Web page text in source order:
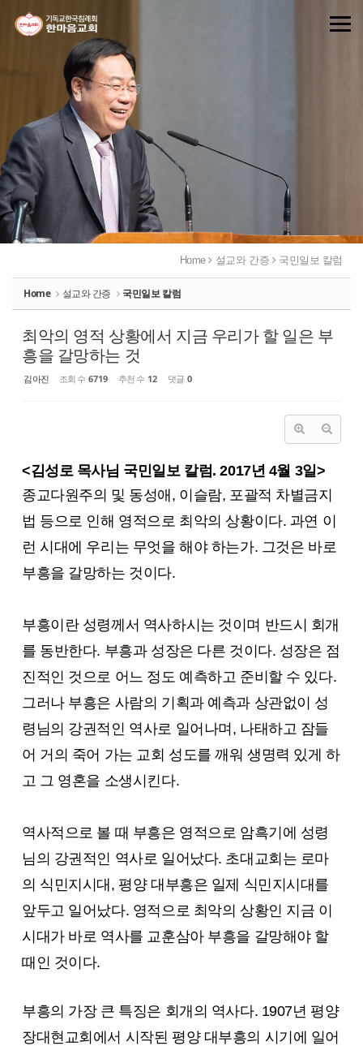
Home 설교와 간증 국민일보 칼럼
Home 설교와 간증 국민일보 칼럼
최악의 영적 상황에서 지금 우리가 할 일은 부
흥을 갈망하는 것
김아진 조회 수 6719 추천 수 12 댓글 0
<김성로 목사님 국민일보 칼럼. 2017년 4월 3일>
종교다원주의 및 동성애, 이슬람, 포괄적 차별금지
법 등으로 인해 영적으로 최악의 상황이다. 과연 이
런 시대에 우리는 무엇을 해야 하는가. 그것은 바로
부흥을 갈망하는 것이다.
부흥이란 성령께서 역사하시는 것이며 반드시 회개
를 동반한다. 부흥과 성장은 다른 것이다. 성장은 점
진적인 것으로 어느 정도 예측하고 준비할 수 있다.
그러나 부흥은 사람의 기획과 예측과 상관없이 성
령님의 강권적인 역사로 일어나며, 나태하고 잠들
어 거의 죽어 가는 교회 성도를 깨워 생명력 있게 하
고 그 영혼을 소생시킨다.
역사적으로 볼 때 부흥은 영적으로 암흑기에 성령
님의 강권적인 역사로 일어났다. 초대교회는 로마
의 식민지시대, 평양 대부흥은 일제 식민지시대를
앞두고 일어났다. 영적으로 최악의 상황인 지금 이
시대가 바로 역사를 교훈삼아 부흥을 갈망해야 할
때인 것이다.
부흥의 가장 큰 특징은 회개의 역사다. 1907년 평양
장대현교회에서 시작된 평양 대부흥의 시기에 일어